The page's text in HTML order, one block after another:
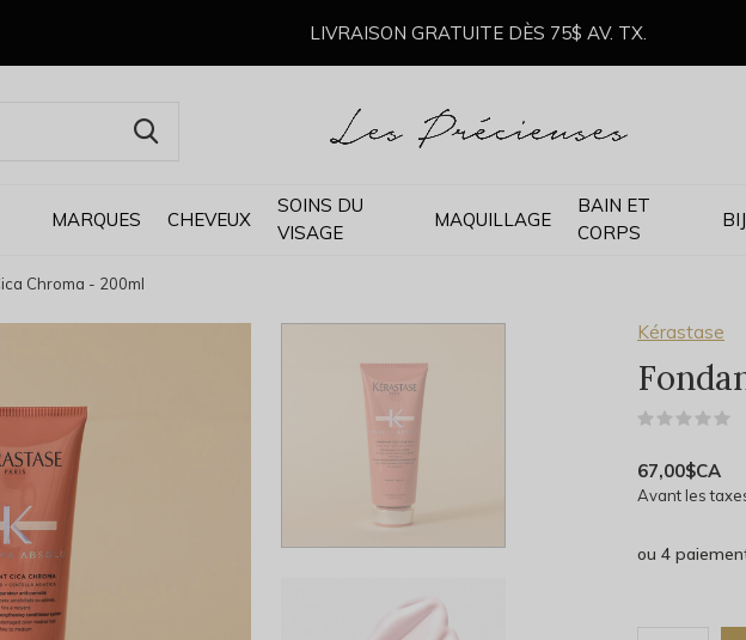
MARQUES CHEVEUX
SOINS DU
VISAGE
MAQUILLAGE
BAIN ET
CORPS
LIVRAISON GRATUITE DÈS 75$ AV. TX.
Chroma - 200ml
Kérastase
67,00$CA
Avant les
ou 4